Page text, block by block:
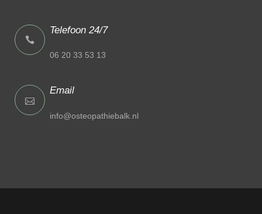
Telefoon 24/7
06 20 33 53 13
Email
info@osteopathiebalk.nl